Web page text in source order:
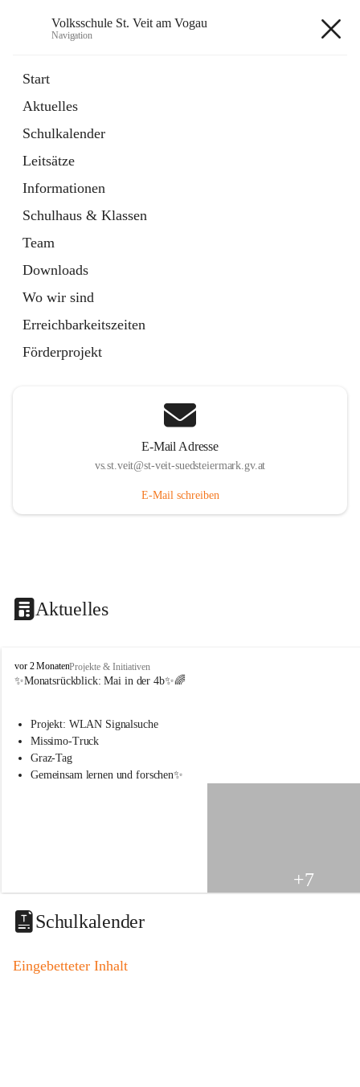
Volksschule St. Veit am Vogau
Navigation
Start
Aktuelles
Schulkalender
Leitsätze
Informationen
Schulhaus & Klassen
Team
Downloads
Wo wir sind
Erreichbarkeitszeiten
Förderprojekt
E-Mail Adresse
vs.st.veit@st-veit-suedsteiermark.gv.at
E-Mail schreiben
Aktuelles
V
o
s
s
c
i
t
a
o
vor 2 MonatenProjekte & Initiativen
✨Monatsrückblick: Mai in der 4b✨🌈
Projekt: WLAN Signalsuche
Missimo-Truck
Graz-Tag
Gemeinsam lernen und forschen✨
+7
Schulkalender
Eingebetteter Inhalt